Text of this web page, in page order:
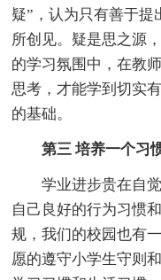
疑”，认为只有善于
所创见。疑是思之源
的学习氛围中，在教
思考，才能学到切实
的基础。
第三 培养一个习
学业进步贵在自觉
自己良好的行为习惯
规，我们的校园也有
愿的遵守小学生守则